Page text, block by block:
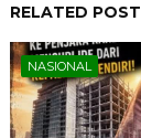
RELATED POST
NASIONAL